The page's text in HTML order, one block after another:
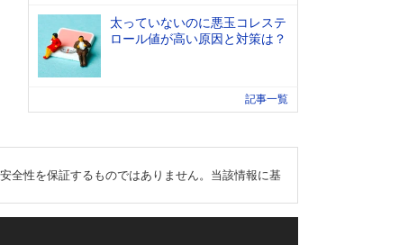
太っていないのに悪玉コレステ
ロール値が高い原因と対策は？
記事一覧
全性を保証するものではありません。当該情報に基